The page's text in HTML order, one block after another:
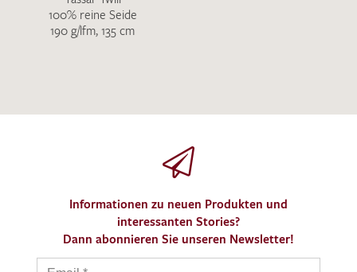
100% reine Seide
190 g/lfm, 135 cm
Informationen zu neuen Produkten und
interessanten Stories?
Dann abonnieren Sie unseren Newsletter!